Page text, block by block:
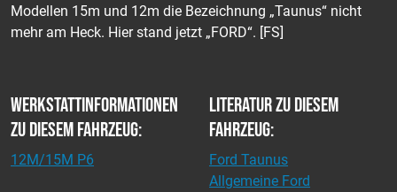
Modellen 15m und 12m die Bezeichnung „Taunus“ nicht
mehr am Heck. Hier stand jetzt „FORD“. [FS]
Werkstattinformationen
zu diesem Fahrzeug:
12M/15M P6
Literatur zu diesem
Fahrzeug:
Ford Taunus
Allgemeine Ford